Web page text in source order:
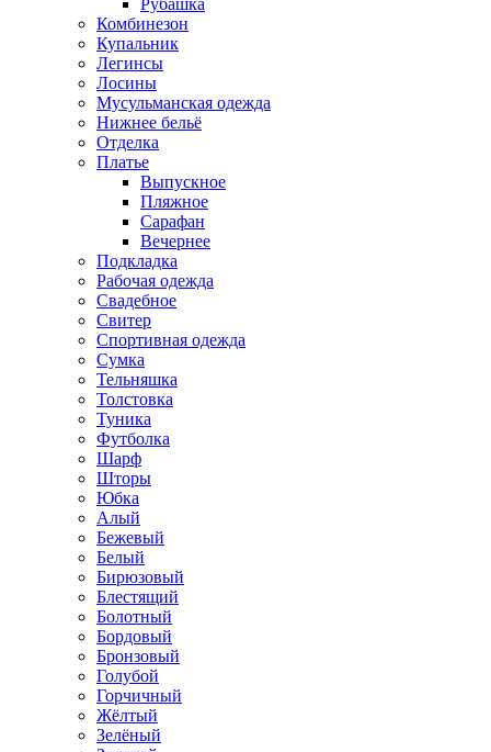
Комбинезон
Купальник
Легинсы
Лосины
Мусульманская одежда
Нижнее бельё
Отделка
Платье
Выпускное
Пляжное
Сарафан
Вечернее
Подкладка
Рабочая одежда
Свадебное
Свитер
Спортивная одежда
Сумка
Тельняшка
Толстовка
Туника
Футболка
Шарф
Шторы
Юбка
Алый
Бежевый
Белый
Бирюзовый
Блестящий
Болотный
Бордовый
Бронзовый
Голубой
Горчичный
Жёлтый
Зелёный